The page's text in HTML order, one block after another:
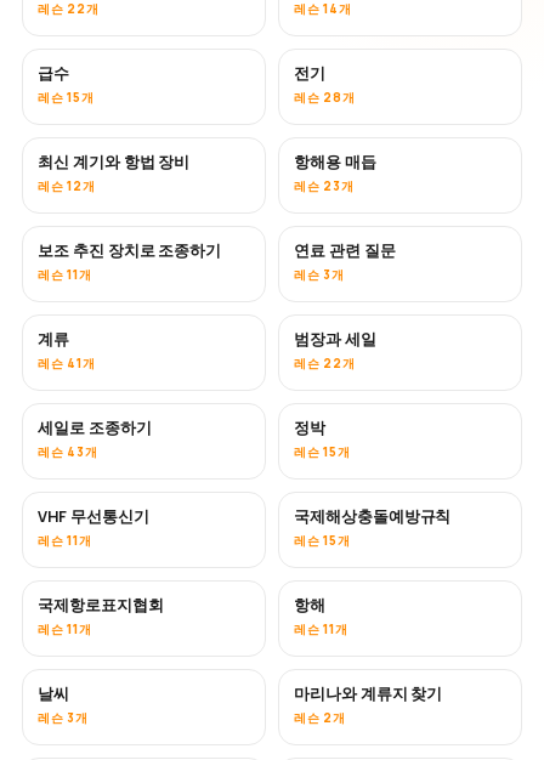
레슨 22개 레슨 14개
급수
레슨 15개
전기
레슨 28개
최신 계기와 항법 장비
레슨 12개
항해용 매듭
레슨 23개
보조 추진 장치로 조종하기
레슨 11개
연료 관련 질문
레슨 3개
계류
레슨 41개
범장과 세일
레슨 22개
세일로 조종하기
레슨 43개
정박
레슨 15개
VHF 무선통신기
레슨 11개
국제해상충돌예방규칙
레슨 15개
국제항로표지협회
레슨 11개
항해
레슨 11개
날씨
레슨 3개
마리나와 계류지 찾기
레슨 2개